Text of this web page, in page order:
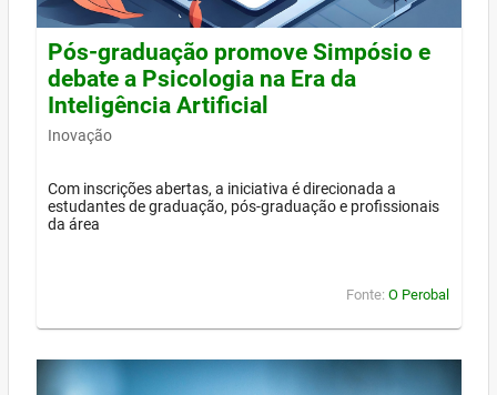
Pós-graduação promove Simpósio e
debate a Psicologia na Era da
Inteligência Artificial
Inovação
Com inscrições abertas, a iniciativa é direcionada a
estudantes de graduação, pós-graduação e profissionais
da área
Fonte: O Perobal